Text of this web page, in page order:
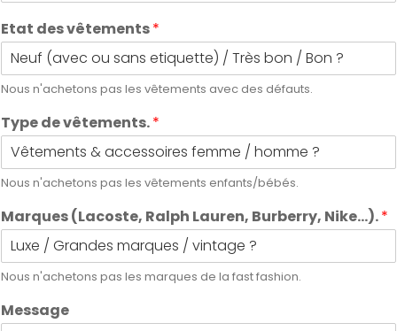
Etat des vêtements*
Nous n'achetons pas les vêtements avec des défauts.
Type de vêtements.*
Nous n'achetons pas les vêtements enfants/bébés.
Marques (Lacoste, Ralph Lauren, Burberry, Nike...).*
Nous n'achetons pas les marques de la fast fashion.
Message